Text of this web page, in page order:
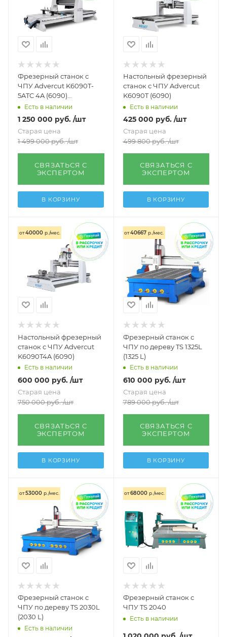
Фрезерный станок с
ЧПУ Advercut K6090T-
5ATC 4A (6090)
автосмена инструмента
Есть в наличии
1 250 000 руб. /шт
Старая цена
1 499 000руб. /шт
СВЯЗАТЬСЯ С
ЭКСПЕРТОМ
В КОРЗИНУ
Настольный фрезерный
станок с ЧПУ Advercut
K6090T (6090)
Есть в наличии
425 000 руб. /шт
Старая цена
499 800руб. /шт
СВЯЗАТЬСЯ С
ЭКСПЕРТОМ
В КОРЗИНУ
от40000 р./мес.
Настольный фрезерный
станок с ЧПУ Advercut
K6090T4A (6090)
Есть в наличии
600 000 руб. /шт
Старая цена
750 000руб. /шт
СВЯЗАТЬСЯ С
ЭКСПЕРТОМ
В КОРЗИНУ
от40667 р./мес.
Фрезерный станок с
ЧПУ по дереву TS 1325L
(1325 L)
Есть в наличии
610 000 руб. /шт
Старая цена
789 000руб. /шт
СВЯЗАТЬСЯ С
ЭКСПЕРТОМ
В КОРЗИНУ
от53000 р./мес.
Фрезерный станок с
ЧПУ по дереву TS 2030L
(2030 L)
Есть в наличии
от68000 р./мес.
Фрезерный станок с
ЧПУ TS 2040
Есть в наличии